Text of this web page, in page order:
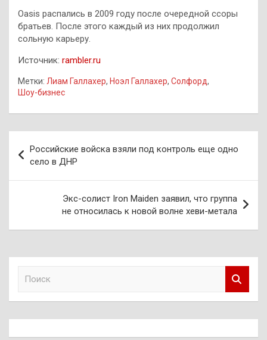
Oasis распались в 2009 году после очередной ссоры
братьев. После этого каждый из них продолжил
сольную карьеру.
Источник: rambler.ru
Метки: Лиам Галлахер, Ноэл Галлахер, Солфорд,
Шоу-бизнес
по
записям
Российские войска взяли под контроль еще одно
село в ДНР
Экс-солист Iron Maiden заявил, что группа
не относилась к новой волне хеви-метала
к